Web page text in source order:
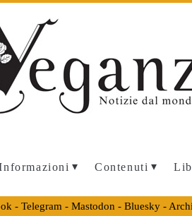
Contenuti
- Telegram - Mastodon - Bluesky-